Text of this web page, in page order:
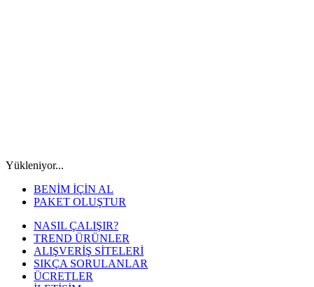
Yükleniyor...
BENİM İÇİN AL
PAKET OLUŞTUR
NASIL ÇALIŞIR?
TREND ÜRÜNLER
ALIŞVERİŞ SİTELERİ
SIKÇA SORULANLAR
ÜCRETLER